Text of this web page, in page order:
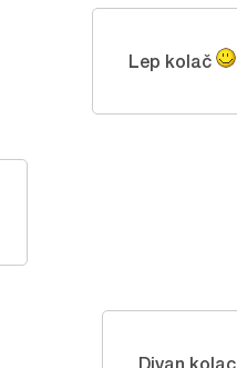
Lep kolač
Divan kolac